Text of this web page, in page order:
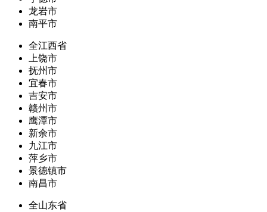
龙岩市
南平市
全江西省
上饶市
抚州市
宜春市
吉安市
赣州市
鹰潭市
新余市
九江市
萍乡市
景德镇市
南昌市
全山东省